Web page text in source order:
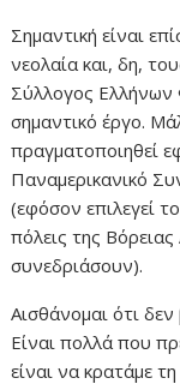
Σημαντική είναι
νεολαία και, δη,
Σύλλογος Ελλήνων
σημαντικό έργο.
πραγματοποιηθεί
Παναμερικανικό
(εφόσον επιλεγεί
πόλεις της
συνεδριάσουν).
Αισθάνομαι ότι
Είναι πολλά που
είναι να κρατάμε